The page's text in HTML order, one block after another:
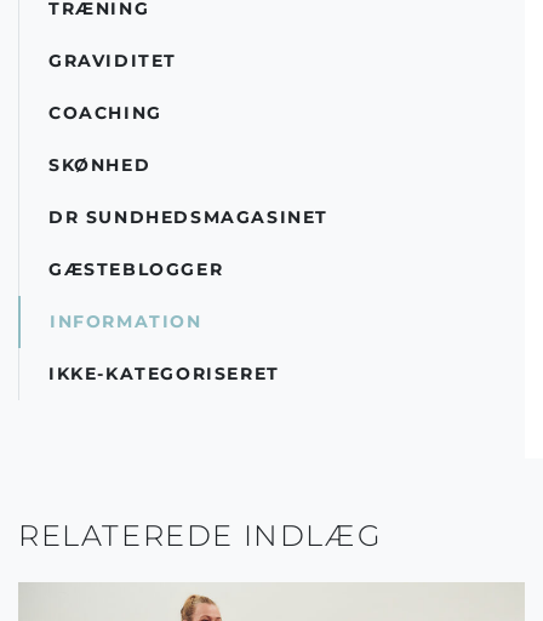
TRÆNING
GRAVIDITET
COACHING
SKØNHED
DR SUNDHEDSMAGASINET
GÆSTEBLOGGER
INFORMATION
IKKE-KATEGORISERET
RELATEREDE INDLÆG